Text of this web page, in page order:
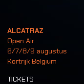
ALCATRAZ
Open Air
6/7/8/9 augustus
Kortrijk Belgium
TICKETS